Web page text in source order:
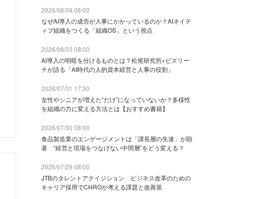
2026/08/04 08:00
なぜAI導入の成否が人事にかかっているのか？AIネイテ
ィブ組織をつくる「組織OS」という視点
2026/08/03 08:00
AI導入の明暗を分けるものとは？松尾研究所×ビズリー
チが語る「AI時代の人的資本経営と人事の役割」
2026/07/31 17:30
女性やシニアが増えた“だけ”になっていないか？多様性
を組織の力に変える方法とは【おすすめ書籍】
2026/07/30 08:00
食品製造業のエンゲージメントは「課長層の失速」が顕
著 “経営と現場をつなげない中間層”をどう変える？
2026/07/29 08:00
JTBのタレントアクイジション ビジネス改革のための
キャリア採用でCHROが考える課題と改善策